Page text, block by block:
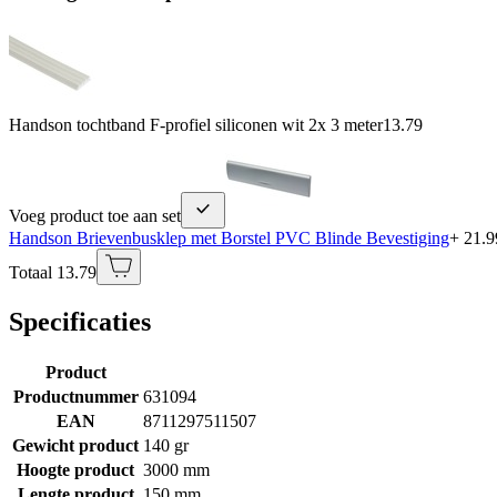
Handson tochtband F-profiel siliconen wit 2x 3 meter13.79
Voeg product toe aan set
Handson Brievenbusklep met Borstel PVC Blinde Bevestiging+
Totaal 13.79
Specificaties
Product
Productnummer 631094
EAN
8711297511507
Gewicht product 140 gr
Hoogte product 3000 mm